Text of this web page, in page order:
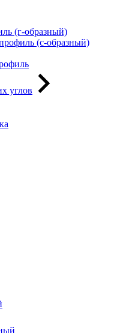
(г-образный)
(с-образный)
углов